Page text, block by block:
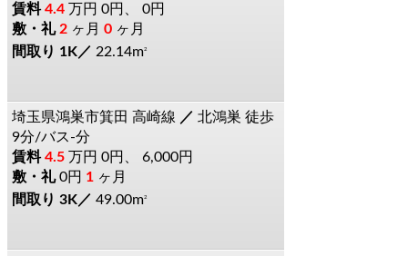
4.4 万円
0円、 0円
2 ヶ月 0 ヶ月
1K
22.14m2
埼玉県鴻巣市箕田 高崎線 北鴻巣 徒歩
9分/バス-分
4.5 万円
0円、 6,000円
0円 1 ヶ月
3K
49.00m2